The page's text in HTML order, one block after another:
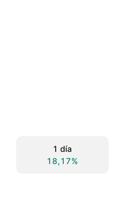
1 día
18,17%